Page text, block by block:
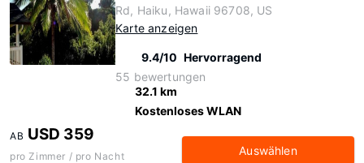
Rd, Haiku, Hawaii 96708, US
Karte anzeigen
9.4/10 Hervorragend
55 bewertungen
32.1 km
Kostenloses WLAN
AB USD 359
pro Zimmer / pro Nacht Auswählen